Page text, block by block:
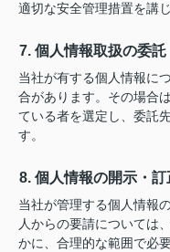
適切な安全管理措置を講じ
7. 個人情報取扱の委託
当社が有する個人情報に
合があります。その場合
ている者を選定し、委託
す。
8. 個人情報の開示・訂
当社が管理する個人情報
人からの要請については
かに、合理的な範囲で必